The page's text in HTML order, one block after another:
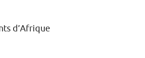
d’Afrique